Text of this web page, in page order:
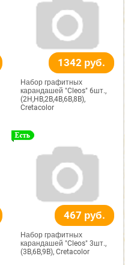
1342 руб.
Набор графитных
карандашей "Cleos" 6шт.,
(2H,HB,2B,4B,6B,8B),
Cretacolor
467 руб.
Набор графитных
карандашей "Cleos" 3шт.,
(3B,6B,9B), Cretacolor